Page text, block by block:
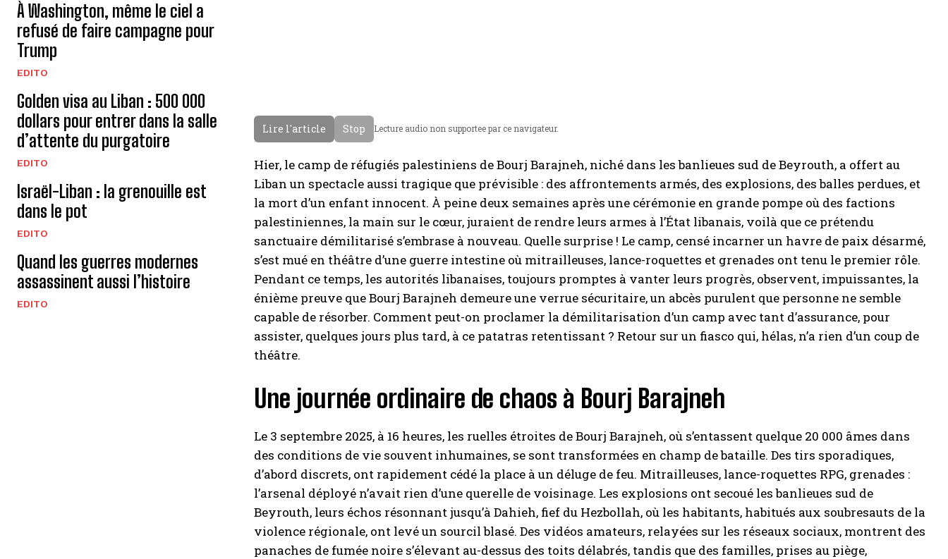
À Washington, même le ciel a
refusé de faire campagne pour
Trump
EDITO
Golden visa au Liban : 500 000
dollars pour entrer dans la salle
d’attente du purgatoire
EDITO
Israël-Liban : la grenouille est
dans le pot
EDITO
Quand les guerres modernes
assassinent aussi l’histoire
EDITO
Lire l'article Stop Lecture audio non supportee par ce navigateur.
Hier, le camp de réfugiés palestiniens de Bourj Barajneh, niché dans les banlieues sud de Beyrouth, a offert au
Liban un spectacle aussi tragique que prévisible : des affrontements armés, des explosions, des balles perdues, et
la mort d’un enfant innocent. À peine deux semaines après une cérémonie en grande pompe où des factions
palestiniennes, la main sur le cœur, juraient de rendre leurs armes à l’État libanais, voilà que ce prétendu
sanctuaire démilitarisé s’embrase à nouveau. Quelle surprise ! Le camp, censé incarner un havre de paix désarmé,
s’est mué en théâtre d’une guerre intestine où mitrailleuses, lance-roquettes et grenades ont tenu le premier rôle.
Pendant ce temps, les autorités libanaises, toujours promptes à vanter leurs progrès, observent, impuissantes, la
énième preuve que Bourj Barajneh demeure une verrue sécuritaire, un abcès purulent que personne ne semble
capable de résorber. Comment peut-on proclamer la démilitarisation d’un camp avec tant d’assurance, pour
assister, quelques jours plus tard, à ce patatras retentissant ? Retour sur un fiasco qui, hélas, n’a rien d’un coup de
théâtre.
Une journée ordinaire de chaos à Bourj Barajneh
Le 3 septembre 2025, à 16 heures, les ruelles étroites de Bourj Barajneh, où s’entassent quelque 20 000 âmes dans
des conditions de vie souvent inhumaines, se sont transformées en champ de bataille. Des tirs sporadiques,
d’abord discrets, ont rapidement cédé la place à un déluge de feu. Mitrailleuses, lance-roquettes RPG, grenades :
l’arsenal déployé n’avait rien d’une querelle de voisinage. Les explosions ont secoué les banlieues sud de
Beyrouth, leurs échos résonnant jusqu’à Dahieh, fief du Hezbollah, où les habitants, habitués aux soubresauts de la
violence régionale, ont levé un sourcil blasé. Des vidéos amateurs, relayées sur les réseaux sociaux, montrent des
panaches de fumée noire s’élevant au-dessus des toits délabrés, tandis que des familles, prises au piège,